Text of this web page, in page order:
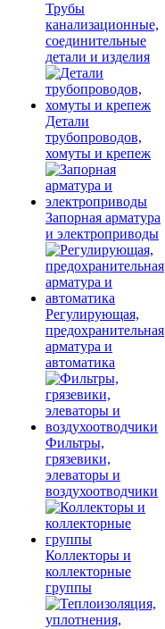
Трубы
канализационные,
соединительные
детали и изделия
Детали
трубопроводов,
хомуты и крепеж
Запорная арматура
и электроприводы
Регулирующая,
предохранительная
арматура и
автоматика
Фильтры,
грязевики,
элеваторы и
воздухоотводчики
Коллекторы и
коллекторные
группы